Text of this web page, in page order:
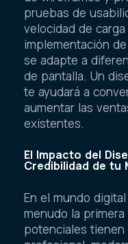
pruebas de
velocidad de
implementación
se adapte a
de pantalla. Un
te ayudará a
aumentar las
existentes.
El Impacto del
Credibilidad de tu
En el mundo
menudo la
potenciales